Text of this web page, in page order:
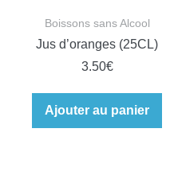
Boissons sans Alcool
Jus d’oranges (25CL)
3.50€
Ajouter au panier